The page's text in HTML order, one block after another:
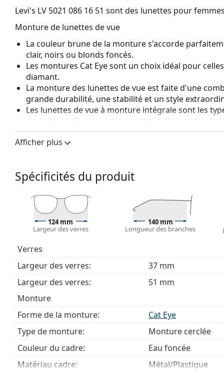
Levi's LV 5021 086 16 51 sont des lunettes pour
Monture de lunettes de vue
La couleur brune de la monture s'accorde
clair, noirs ou blonds foncés.
Les montures Cat Eye sont un choix idéal pour
diamant.
La monture des lunettes de vue est faite d'une
grande durabilité, une stabilité et un style
Les lunettes de vue à monture intégrale sont les
composent d'une monture avant et d'une paire de
votre style grâce à leur design remarquable. L'un
fait qu'elles enferment entièrement le verre, et
Accessoires
Nous livrons les lunettes dans leur étui d'origine.
Le chiffon fourni est idéal pour le nettoyage et
livrés avec un sac en tissu au lieu d'un chiffon.
Explorez la gamme complète delunettes de vue pour
des lunettes
si vous avez besoin d'aide pour choisir.
Ceci est un dispositif médical. Lisez le mode d'emploi
Afficher plus
Spécificités du produit
124 mm
Largeur des verres
140 mm
Longueur des branches
Verres
Largeur des verres:
37 mm
Largeur des verres:
51 mm
Monture
Forme de la monture:
Cat Eye
Type de monture:
Monture cerclée
Couleur du cadre:
Eau foncée
Matériau cadre:
Métal/Plastique